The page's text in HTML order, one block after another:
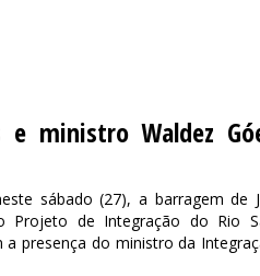
e ministro Waldez
sábado (27), a barragem de
Projeto de Integração do Rio
a presença do ministro da